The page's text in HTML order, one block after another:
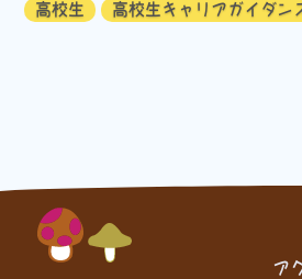
高校生
高校生キャリアガイダン
ア